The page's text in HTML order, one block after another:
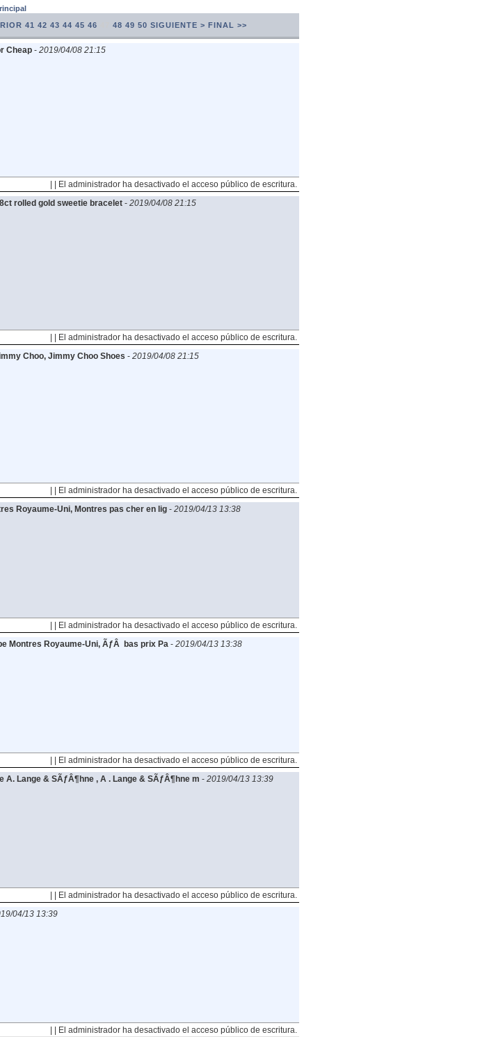
41 42 43 44 45 46 48 49 50 SIGUIENTE > FINAL >>
Cheap- 2019/04/08 21:15
| | El administrador ha desactivado el acceso público de escritura.
rolled gold sweetie bracelet- 2019/04/08 21:15
| | El administrador ha desactivado el acceso público de escritura.
Choo, Jimmy Choo Shoes - 2019/04/08 21:15
| | El administrador ha desactivado el acceso público de escritura.
Royaume-Uni, Montres pas cher en lig- 2019/04/13 13:38
| | El administrador ha desactivado el acceso público de escritura.
Montres Royaume-Uni, ÃƒÂ bas prix Pa- 2019/04/13 13:38
| | El administrador ha desactivado el acceso público de escritura.
A. Lange & SÃƒÂ¶hne , A . Lange & SÃƒÂ¶hne m - 2019/04/13 13:39
| | El administrador ha desactivado el acceso público de escritura.
04/13 13:39
| | El administrador ha desactivado el acceso público de escritura.